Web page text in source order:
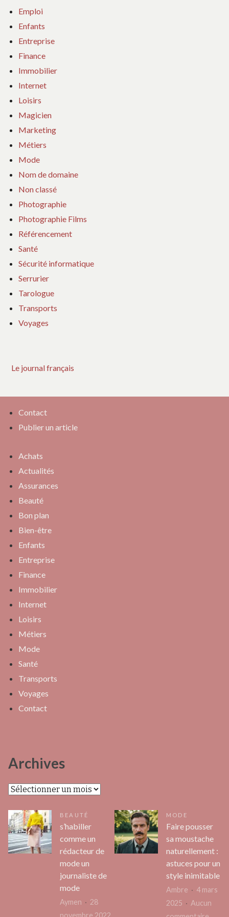
Emploi
Enfants
Entreprise
Finance
Immobilier
Internet
Loisirs
Magicien
Marketing
Métiers
Mode
Nom de domaine
Non classé
Photographie
Photographie Films
Référencement
Santé
Sécurité informatique
Serrurier
Tarologue
Transports
Voyages
Le journal français
Contact
Publier un article
Achats
Actualités
Assurances
Beauté
Bon plan
Bien-être
Enfants
Entreprise
Finance
Immobilier
Internet
Loisirs
Métiers
Mode
Santé
Transports
Voyages
Contact
Archives
Archives
BEAUTÉ
s’habiller
comme un
rédacteur de
mode un
journaliste de
mode
Aymen
28
novembre 2022
MODE
Faire pousser
sa moustache
naturellement :
astuces pour un
style inimitable
Ambre
4 mars
2025
Aucun